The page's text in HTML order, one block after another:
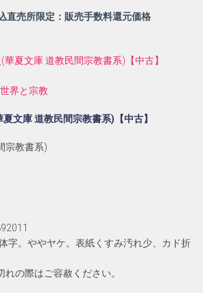
直売所限定：販売手数料還元価格
界と宗教
文庫 道教民間宗教書系)【中古】
宗教書系)
字。ややヤケ。表紙くすみ汚れ少、カド折
の際はご容赦ください。